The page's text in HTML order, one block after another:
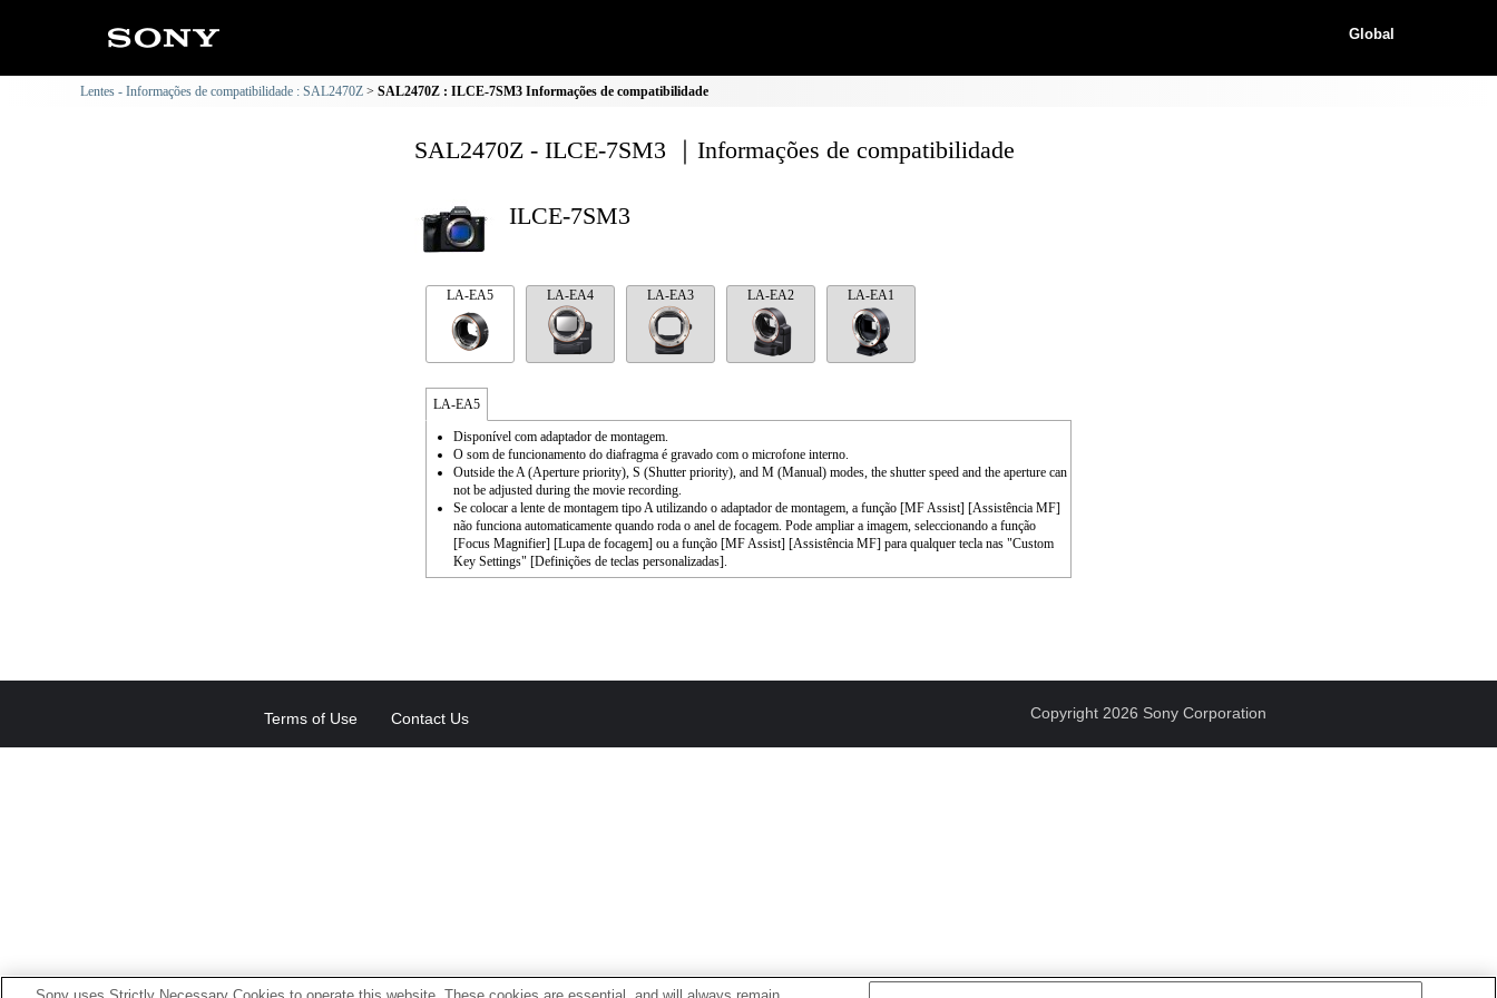
Global
Lentes - Informações de compatibilidade : SAL2470Z SAL2470Z : ILCE-7SM3 Informações de compatibilidade
SAL2470Z - ILCE-7SM3 ｜Informações de compatibilidade
ILCE-7SM3
LA-EA5 LA-EA4 LA-EA3 LA-EA2 LA-EA1
LA-EA5
Disponível com adaptador de montagem.
O som de funcionamento do diafragma é gravado com o microfone interno.
Outside the A (Aperture priority), S (Shutter priority), and M (Manual) modes, the shutter speed and the aperture can
not be adjusted during the movie recording.
Se colocar a lente de montagem tipo A utilizando o adaptador de montagem, a função [MF Assist] [Assistência MF]
não funciona automaticamente quando roda o anel de focagem. Pode ampliar a imagem, seleccionando a função
[Focus Magnifier] [Lupa de focagem] ou a função [MF Assist] [Assistência MF] para qualquer tecla nas "Custom
Key Settings" [Definições de teclas personalizadas].
Terms of Use Contact Us Copyright 2026 Sony Corporation